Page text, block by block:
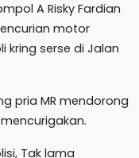
A Risky Fardian
motor
kring serse di Jalan
pria MR mendorong
Tak lama